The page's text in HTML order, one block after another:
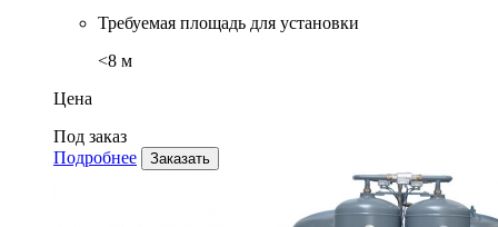
Требуемая площадь для установки
<8 м
Цена
Под заказ
Подробнее
Заказать